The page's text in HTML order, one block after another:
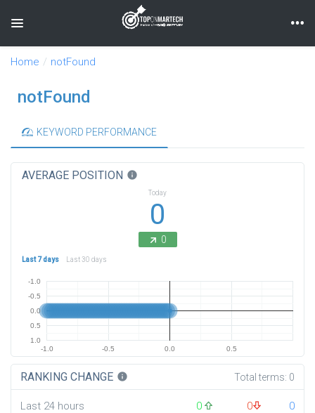
Toggle navigation
Home notFound
notFound
KEYWORD PERFORMANCE
AVERAGE POSITION info
Today
0
0
Last 7 days Last 30 days
-1.0 -0.5 0.0 0.5
-1.0
-0.5
0.0
0.5
1.0
RANKING CHANGE info Total terms: 0
Last 24 hours 0 0
0